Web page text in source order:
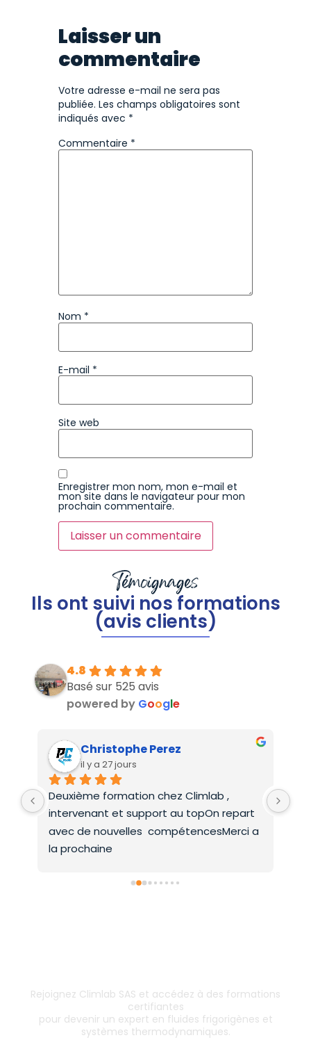
Laisser un
commentaire
Votre adresse e-mail ne sera pas
publiée. Les champs obligatoires sont
indiqués avec *
Commentaire *
Nom *
E-mail *
Site web
Enregistrer mon nom, mon e-mail et
mon site dans le navigateur pour mon
prochain commentaire.
Témoignages
Ils ont suivi nos formations
(avis clients)
4.8
Basé sur 525 avis
powered by Google
Christophe Perez
il y a 27 jours
Deuxième formation chez Climlab ,
intervenant et support au topOn repart
avec de nouvelles  compétencesMerci a
la prochaine
Rejoignez Climlab SAS et accédez à des formations
certifiantes
pour devenir un expert en fluides frigorigènes et
systèmes thermodynamiques.